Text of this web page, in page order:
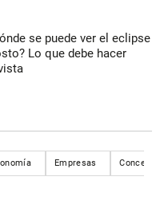
se puede ver el eclipse
Lo que debe hacer
Empresas